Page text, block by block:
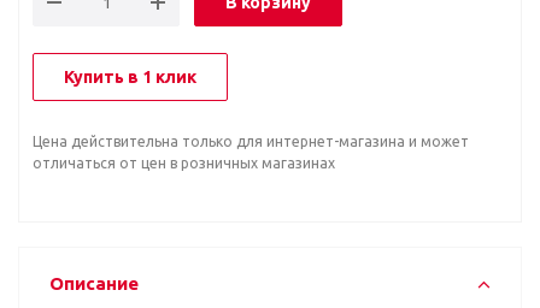
Купить в 1 клик
Цена действительна только для интернет-магазина и может
отличаться от цен в розничных магазинах
Описание